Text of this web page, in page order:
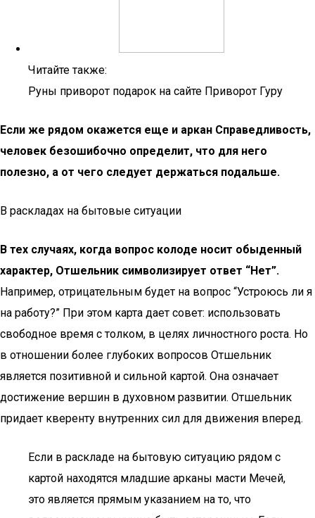
Читайте также:
Руны приворот подарок на сайте Приворот Гуру
Если же рядом окажется еще и аркан Справедливость,
человек безошибочно определит, что для него
полезно, а от чего следует держаться подальше.
В раскладах на бытовые ситуации
В тех случаях, когда вопрос колоде носит обыденный
характер, Отшельник символизирует ответ “Нет”.
Например, отрицательным будет на вопрос “Устроюсь ли я
на работу?” При этом карта дает совет: использовать
свободное время с толком, в целях личностного роста. Но
в отношении более глубоких вопросов Отшельник
является позитивной и сильной картой. Она означает
достижение вершин в духовном развитии. Отшельник
придает кверенту внутренних сил для движения вперед.
Если в раскладе на бытовую ситуацию рядом с
картой находятся младшие арканы масти Мечей,
это является прямым указанием на то, что